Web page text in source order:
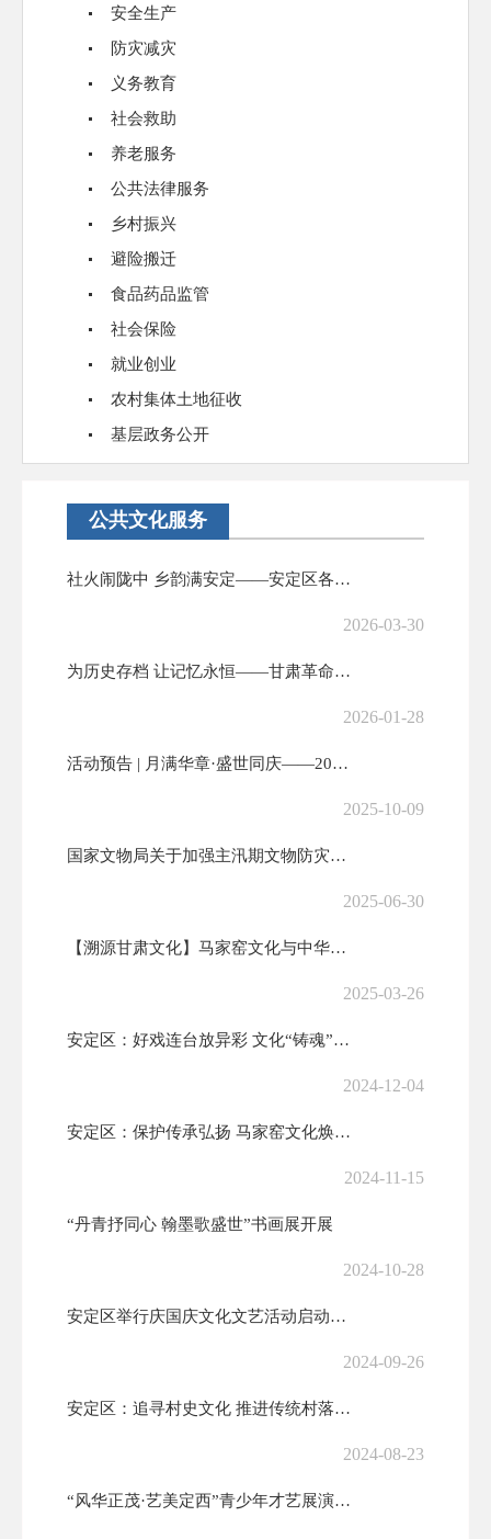
安全生产
防灾减灾
义务教育
社会救助
养老服务
公共法律服务
乡村振兴
避险搬迁
食品药品监管
社会保险
就业创业
农村集体土地征收
基层政务公开
公共文化服务
社火闹陇中 乡韵满安定——安定区各乡镇社火展演燃动新春
2026-03-30
为历史存档 让记忆永恒——甘肃革命军事馆面向社会和驻军单位广泛征集文...
2026-01-28
活动预告 | 月满华章·盛世同庆——2025年安定区国庆中秋系列文化...
2025-10-09
国家文物局关于加强主汛期文物防灾减灾救灾工作的通知
2025-06-30
【溯源甘肃文化】马家窑文化与中华文明起源
2025-03-26
安定区：好戏连台放异彩 文化“铸魂”惠民生
2024-12-04
安定区：保护传承弘扬 马家窑文化焕发新光彩
2024-11-15
“丹青抒同心 翰墨歌盛世”书画展开展
2024-10-28
安定区举行庆国庆文化文艺活动启动仪式暨主题书画长卷创作活动
2024-09-26
安定区：追寻村史文化 推进传统村落保护发展
2024-08-23
“风华正茂·艺美定西”青少年才艺展演火热上演